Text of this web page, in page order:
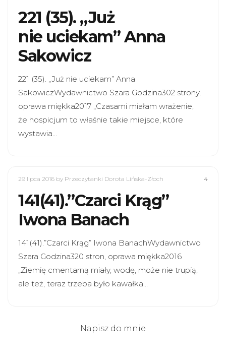
221 (35). „Już
nie uciekam” Anna
Sakowicz
221 (35). „Już nie uciekam” Anna
SakowiczWydawnictwo Szara Godzina302 strony,
oprawa miękka2017 „Czasami miałam wrażenie,
że hospicjum to właśnie takie miejsce, które
wystawia…
29 lipca 2016 by Przeczytanki Dorota Lińska-Złoch 4
141(41).”Czarci Krąg”
Iwona Banach
141(41).”Czarci Krąg” Iwona BanachWydawnictwo
Szara Godzina320 stron, oprawa miękka2016
„Ziemię cmentarną miały, wodę, może nie trupią,
ale też, teraz trzeba było kawałka…
Napisz do mnie